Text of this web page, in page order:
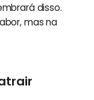
disso.
mas na